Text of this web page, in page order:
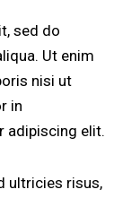
sed do
Ut enim
nisi ut
in
adipiscing elit.
ultricies risus,